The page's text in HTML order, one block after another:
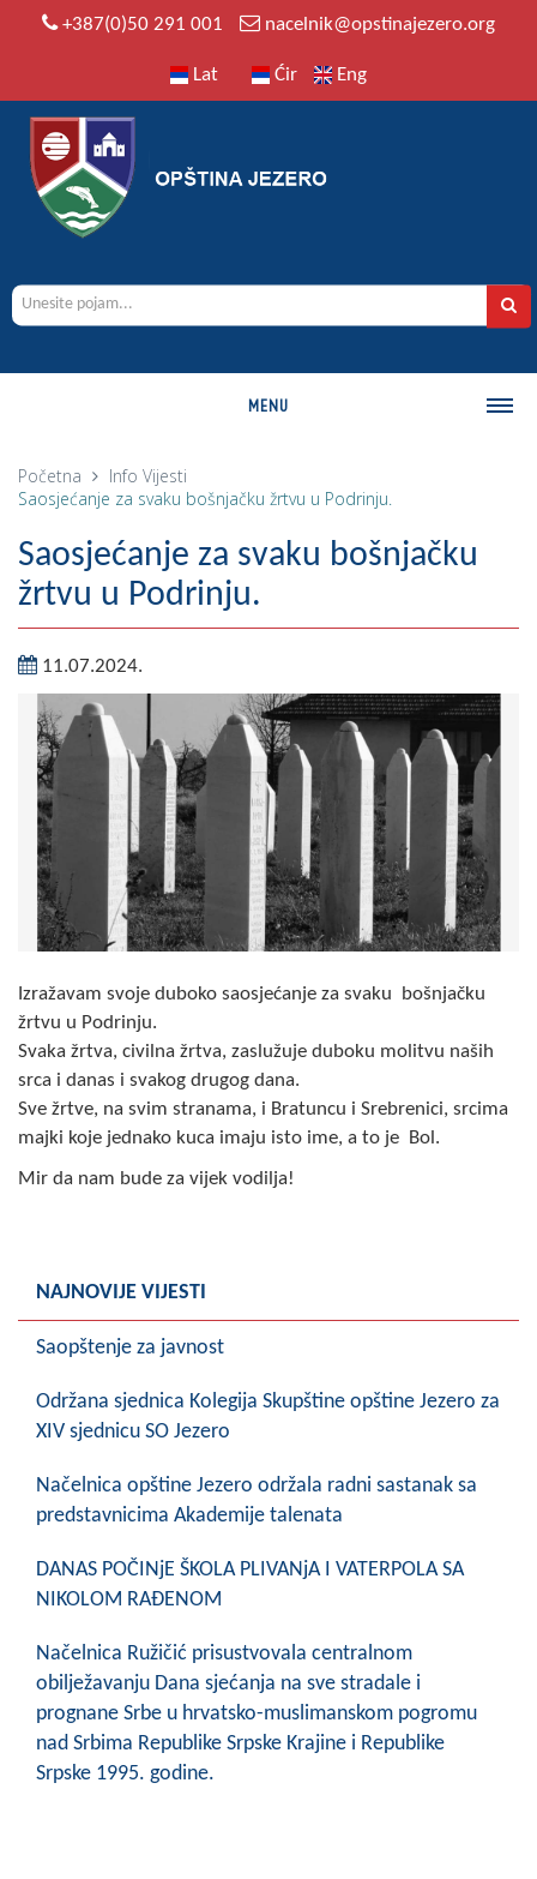
+387(0)50 291 001 nacelnik@opstinajezero.org
Lat Ćir Eng
MENU
Istorija
Geografija
Naseljena mjesta
Zanimljivosti
Fotogalerija
NAČELNIK
O Načelniku
Zamjenik načelnika
Izvještaj o radu načelnika
SKUPŠTINA
Statut Opštine
Skupštinsko vijeće opštine jezero
Sastav Skupštine
INFO
Vijesti
Aktivnosti
Javni pozivi
Obavještenja
Zaštita od požara
Geoistraživanja
FINANSIJE
Početna Info Vijesti
Saosjećanje za svaku bošnjačku žrtvu u Podrinju.
Saosjećanje za svaku bošnjačku
žrtvu u Podrinju.
11.07.2024.
Izražavam svoje duboko saosjećanje za svaku bošnjačku
žrtvu u Podrinju.
Svaka žrtva, civilna žrtva, zaslužuje duboku molitvu naših
srca i danas i svakog drugog dana.
Sve žrtve, na svim stranama, i Bratuncu i Srebrenici, srcima
majki koje jednako kuca imaju isto ime, a to je Bol.
Mir da nam bude za vijek vodilja!
NAJNOVIJE VIJESTI
Saopštenje za javnost
Održana sjednica Kolegija Skupštine opštine Jezero za
XIV sjednicu SO Jezero
Načelnica opštine Jezero održala radni sastanak sa
predstavnicima Akademije talenata
DANAS POČINjE ŠKOLA PLIVANjA I VATERPOLA SA
NIKOLOM RAĐENOM
Načelnica Ružičić prisustvovala centralnom
obilježavanju Dana sjećanja na sve stradale i
prognane Srbe u hrvatsko-muslimanskom pogromu
nad Srbima Republike Srpske Krajine i Republike
Srpske 1995. godine.